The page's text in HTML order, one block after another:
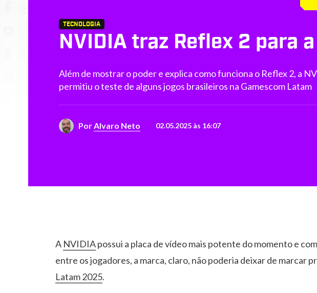
TECNOLOGIA
NVIDIA traz Reflex 2 para
Além de mostrar o poder e explica como funciona o Reflex 2, a
permitiu o teste de alguns jogos brasileiros na Gamescom Latam
PorAlvaro Neto 02.05.2025 às 16:07
A NVIDIApossui a placa de vídeo mais potente do momento e
entre os jogadores, a marca, claro, não poderia deixar de marcar
Latam 2025.